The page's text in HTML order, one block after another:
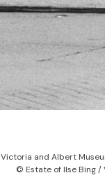
Victoria and Albert
© Estate of Ilse Bing /